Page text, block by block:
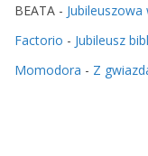
BEATA -
Factorio - Jubileusz
Momodora - Z